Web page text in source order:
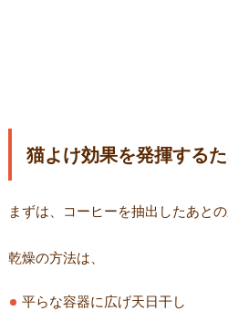
猫よけ効果を発揮する
まずは、コーヒーを抽出したあと
乾燥の方法は、
平らな容器に広げ天日干し